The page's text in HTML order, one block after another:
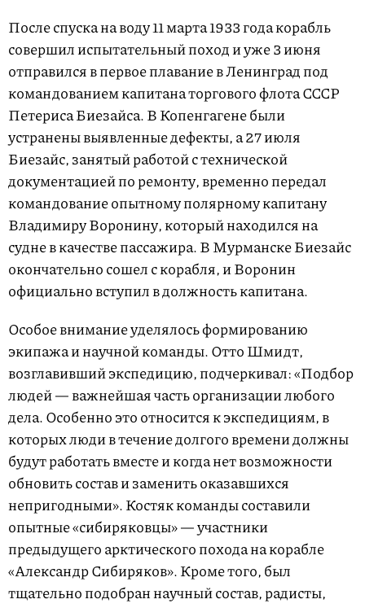
После спуска на воду 11 марта 1933 года корабль
совершил испытательный поход и уже 3 июня
отправился в первое плавание в Ленинград под
командованием капитана торгового флота СССР
Петериса Биезайса. В Копенгагене были
устранены выявленные дефекты, а 27 июля
Биезайс, занятый работой с технической
документацией по ремонту, временно передал
командование опытному полярному капитану
Владимиру Воронину, который находился на
судне в качестве пассажира. В Мурманске Биезайс
окончательно сошел с корабля, и Воронин
официально вступил в должность капитана.
Особое внимание уделялось формированию
экипажа и научной команды. Отто Шмидт,
возглавивший экспедицию, подчеркивал: «Подбор
людей — важнейшая часть организации любого
дела. Особенно это относится к экспедициям, в
которых люди в течение долгого времени должны
будут работать вместе и когда нет возможности
обновить состав и заменить оказавшихся
непригодными». Костяк команды составили
опытные «сибиряковцы» — участники
предыдущего арктического похода на корабле
«Александр Сибиряков». Кроме того, был
тщательно подобран научный состав, радисты,